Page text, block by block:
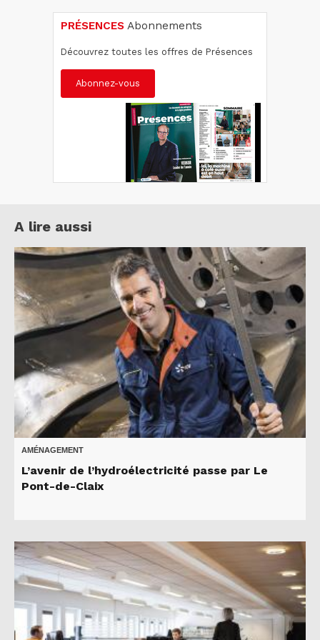
PRÉSENCES Abonnements
Découvrez toutes les offres de Présences
Abonnez-vous
A lire aussi
AMÉNAGEMENT
L’avenir de l’hydroélectricité passe par Le
Pont-de-Claix